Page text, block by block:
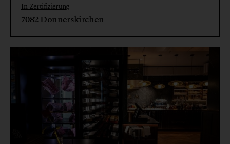
In Zertifizierung
7082 Donnerskirchen